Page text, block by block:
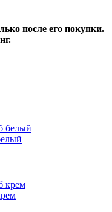
после его покупки.